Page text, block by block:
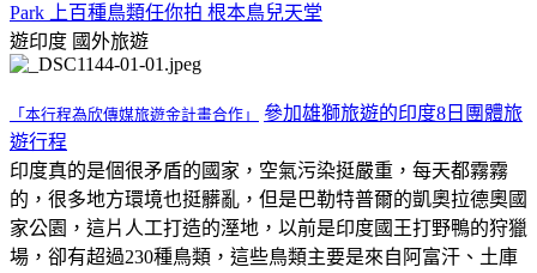
Park 上百種鳥類任你拍 根本鳥兒天堂
遊印度 國外旅遊
「本行程為欣傳媒旅遊金計畫合作」
參加雄獅旅遊的印度8日團體旅
遊行程
印度真的是個很矛盾的國家，空氣污染挺嚴重，每天都霧霧
的，很多地方環境也挺髒亂，但是巴勒特普爾的凱奧拉德奧國
家公園，這片人工打造的溼地，以前是印度國王打野鴨的狩獵
場，卻有超過230種鳥類，這些鳥類主要是來自阿富汗、土庫